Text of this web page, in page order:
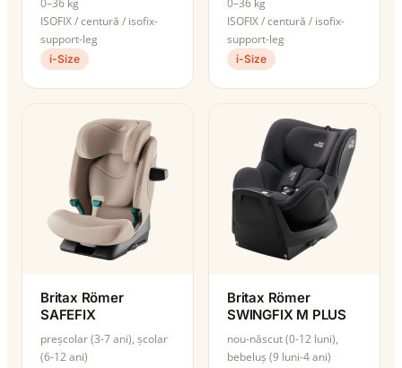
0–36 kg
ISOFIX / centură / isofix-
support-leg
i-Size
0–36 kg
ISOFIX / centură / isofix-
support-leg
i-Size
Britax Römer
SAFEFIX
preșcolar (3-7 ani), școlar
(6-12 ani)
Britax Römer
SWINGFIX M PLUS
nou-născut (0-12 luni),
bebeluș (9 luni-4 ani)